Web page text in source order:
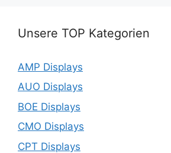
Unsere TOP Kategorien
AMP Displays
AUO Displays
BOE Displays
CMO Displays
CPT Displays